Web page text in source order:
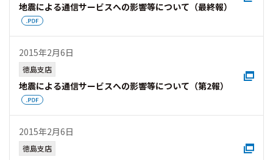
地震による通信サービスへの影響等について（最終報）
2015年2月6日
徳島支店
地震による通信サービスへの影響等について（第2報）
2015年2月6日
徳島支店